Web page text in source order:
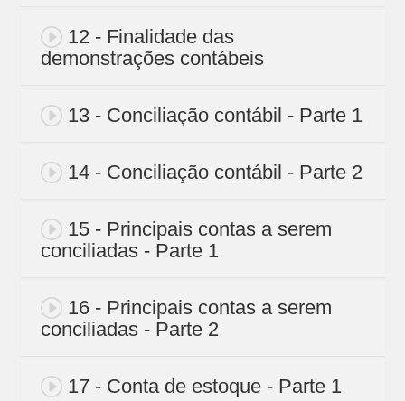
12 - Finalidade das
demonstrações contábeis
13 - Conciliação contábil - Parte 1
14 - Conciliação contábil - Parte 2
15 - Principais contas a serem
conciliadas - Parte 1
16 - Principais contas a serem
conciliadas - Parte 2
17 - Conta de estoque - Parte 1